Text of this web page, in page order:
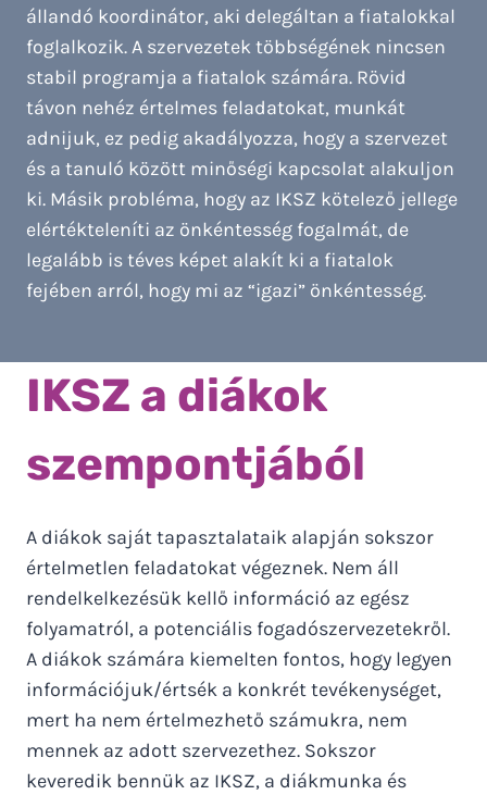
állandó koordinátor, aki delegáltan a fiatalokkal
foglalkozik. A szervezetek többségének nincsen
stabil programja a fiatalok számára. Rövid
távon nehéz értelmes feladatokat, munkát
adnijuk, ez pedig akadályozza, hogy a szervezet
és a tanuló között minőségi kapcsolat alakuljon
ki. Másik probléma, hogy az IKSZ kötelező jellege
elértékteleníti az önkéntesség fogalmát, de
legalább is téves képet alakít ki a fiatalok
fejében arról, hogy mi az “igazi” önkéntesség.
IKSZ a diákok
szempontjából
A diákok saját tapasztalataik alapján sokszor
értelmetlen feladatokat végeznek. Nem áll
rendelkelkezésük kellő információ az egész
folyamatról, a potenciális fogadószervezetekről.
A diákok számára kiemelten fontos, hogy legyen
információjuk/értsék a konkrét tevékenységet,
mert ha nem értelmezhető számukra, nem
mennek az adott szervezethez. Sokszor
keveredik bennük az IKSZ, a diákmunka és